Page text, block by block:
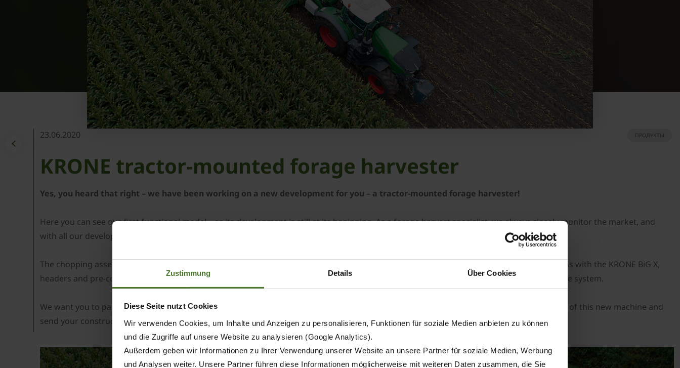
Zustimmung Details Über Cookies
Diese Seite nutzt Cookies
Wir verwenden Cookies, um Inhalte und Anzeigen zu personalisieren, Funktionen für soziale Medien anbieten zu können
und die Zugriffe auf unsere Website zu analysieren (Google Analytics).
Außerdem geben wir Informationen zu Ihrer Verwendung unserer Website an unsere Partner für soziale Medien, Werbung
und Analysen weiter. Unsere Partner führen diese Informationen möglicherweise mit weiteren Daten zusammen, die Sie
23.06.2020 ПРОДУКТЫ
KRONE tractor-mounted forage harvester
Yes, you heard that right – we have been working on a new development for you – a tractor-mounted forage harvester!
Here you can see our first functional model – as its development is still at its beginning. As a forage harvest specialist, we always closely monitor the market, and
with all our developments we want to meet the various requirements of our customers and fulfill their needs.
The chopping assembly comes from the BiG X, the 6- to 10-row maize headers, the pick-up and the direct cutting system can be coupled. As with the KRONE BiG X,
headers and pre-compression rollers are driven hydraulically. The harvester is attached to the rear linkage of the tractor with reverse-drive system.
We want you to participate in this development! What do you think of a tractor-mounted KRONE forage harvester? Be part of the creation of this new machine and
send your constructive feedback via this form: